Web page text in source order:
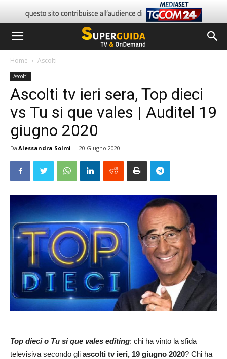
Home Ascolti
Ascolti
Ascolti tv ieri sera, Top dieci
vs Tu si que vales | Auditel 19
giugno 2020
Da Alessandra Solmi - 20 Giugno 2020
Top dieci o Tu si que vales editing: chi ha vinto la sfida
televisiva secondo gli ascolti tv ieri, 19 giugno 2020? Chi ha